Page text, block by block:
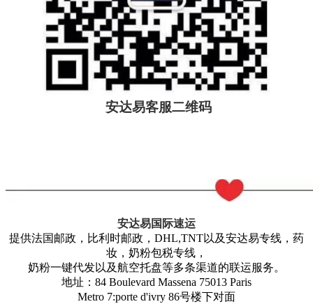
安达易客服二维码
安达易国际速运
提供法国邮政，比利时邮政， DHL,TNT以及安达易专线，药
妆，奶粉包税专线，
奶粉一键代发以及航空托盘等多条渠道的联运服务。
地址： 84 Boulevard Massena 75013 Paris
Metro 7:porte d'ivry 86号楼下对面